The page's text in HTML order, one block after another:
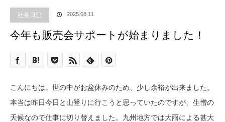
社長日記 2025.08.11
今年も販売会サポートが始まりました！
こんにちは。世の中がお盆休みのため、少し余裕が出来ました。
本当は昨日今日と山登りに行こうと思っていたのですが、生憎の
天候なので仕事に切り替えました。九州地方では大雨による甚大